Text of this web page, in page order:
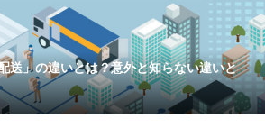
送」の違いとは？意外と知らない違いと